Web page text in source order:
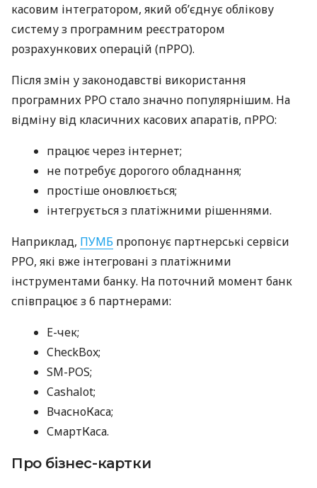
касовим інтегратором, який об’єднує облікову
систему з програмним реєстратором
розрахункових операцій (пРРО).
Після змін у законодавстві використання
програмних РРО стало значно популярнішим. На
відміну від класичних касових апаратів, пРРО:
працює через інтернет;
не потребує дорогого обладнання;
простіше оновлюється;
інтегрується з платіжними рішеннями.
Наприклад, ПУМБ пропонує партнерські сервіси
РРО, які вже інтегровані з платіжними
інструментами банку. На поточний момент банк
співпрацює з 6 партнерами:
E-чек;
CheckBox;
SM-POS;
Cashalot;
ВчасноКаса;
СмартКаса.
Про бізнес-картки